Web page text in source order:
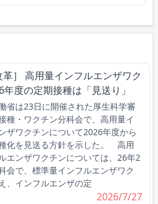
革］ 高用量インフルエンザワク
年度の定期接種は「見送り」
省は23日に開催された厚生科学審
種・ワクチン分科会で、高用量イ
ザワクチンについて2026年度から
化を見送る方針を示した。 高用
エンザワクチンについては、26年2
会で、標準量インフルエンザワク
、インフルエンザの定
2026/7/27